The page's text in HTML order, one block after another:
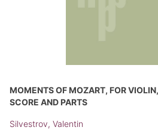
MOMENTS OF MOZART, FOR
SCORE AND PARTS
Silvestrov, Valentin